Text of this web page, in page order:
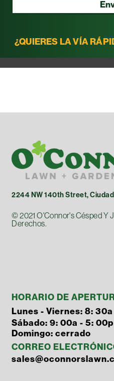
¿QUIERES LA VÍA
2244 NW 140th Street,
© 2021 O'Connor's Césped Y
Derechos.
HORARIO DE
Lunes - Viernes: 8:
Sábado: 9: 00a - 5: 00p
Domingo: cerrado
CORREO